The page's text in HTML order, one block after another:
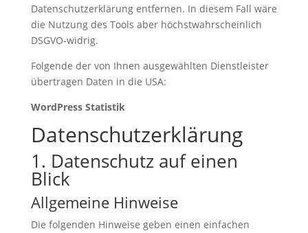
Datenschutzerklärung entfernen. In diesem Fall wäre
die Nutzung des Tools aber höchstwahrscheinlich
DSGVO-widrig.
Folgende der von Ihnen ausgewählten Dienstleister
übertragen Daten in die USA:
WordPress Statistik
Datenschutz­erklärung
1. Datenschutz auf einen
Blick
Allgemeine Hinweise
Die folgenden Hinweise geben einen einfachen